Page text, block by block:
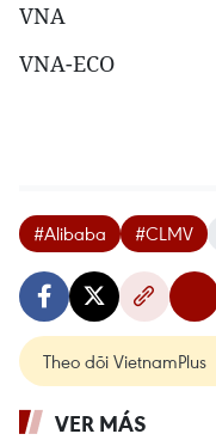
VNA
VNA-ECO
#Alibaba #CLMV
Theo dõi VietnamPlus
VER MÁS